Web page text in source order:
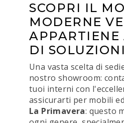
SCOPRI IL
MODERNE
APPARTIENE
DI
Una vasta scelta di
nostro showroom:
tuoi interni con
assicurarti per mobili
La Primavera: questo